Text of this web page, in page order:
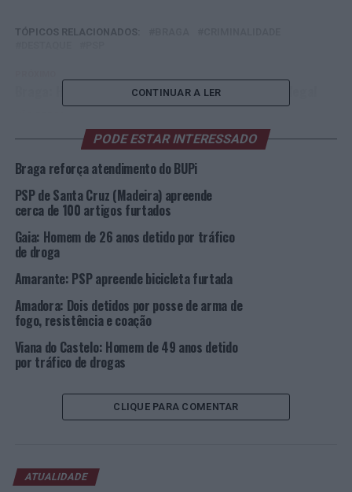
TÓPICOS RELACIONADOS:
Braga: Homem de 22 anos detido por condução ilegal
Famalicão: Detenção por furto em interior de residência
CONTINUAR A LER
PODE ESTAR INTERESSADO
Braga reforça atendimento do BUPi
PSP de Santa Cruz (Madeira) apreende
cerca de 100 artigos furtados
Gaia: Homem de 26 anos detido por tráfico
de droga
Amarante: PSP apreende bicicleta furtada
Amadora: Dois detidos por posse de arma de
fogo, resistência e coação
Viana do Castelo: Homem de 49 anos detido
por tráfico de drogas
CLIQUE PARA COMENTAR
ATUALIDADE